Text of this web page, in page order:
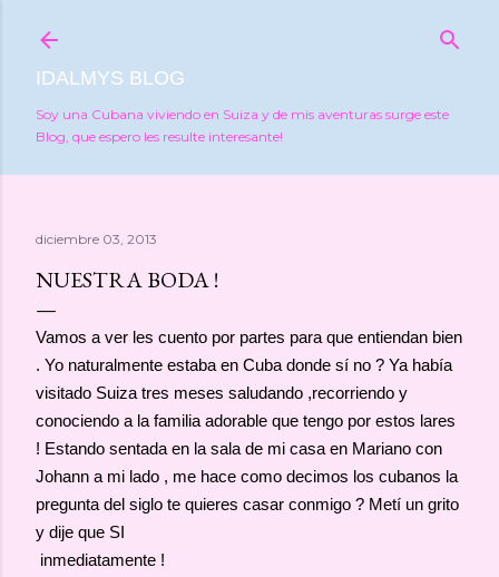
IDALMYS BLOG
Soy una Cubana viviendo en Suiza y de mis aventuras surge este
Blog, que espero les resulte interesante!
diciembre 03, 2013
NUESTRA BODA !
Vamos a ver les cuento por partes para que entiendan bien
. Yo naturalmente estaba en Cuba donde sí no ? Ya había
visitado Suiza tres meses saludando ,recorriendo y
conociendo a la familia adorable que tengo por estos lares
! Estando sentada en la sala de mi casa en Mariano con
Johann a mi lado , me hace como decimos los cubanos la
pregunta del siglo te quieres casar conmigo ? Metí un grito
y dije que SI
inmediatamente !